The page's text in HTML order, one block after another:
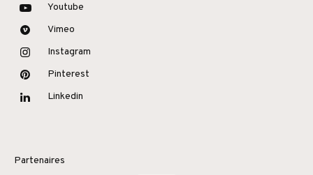
Youtube
Vimeo
Instagram
Pinterest
Linkedin
Partenaires